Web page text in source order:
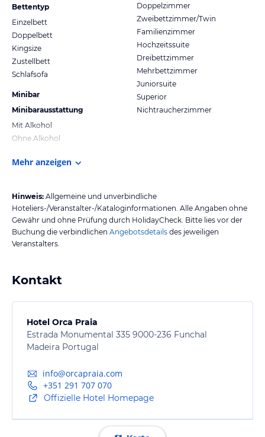
Bettentyp
Einzelbett
Doppelbett
Kingsize
Zustellbett
Schlafsofa
Minibar
Minibarausstattung
Mit Alkohol
Ohne Alkohol
Doppelzimmer
Zweibettzimmer/Twin
Familienzimmer
Hochzeitssuite
Dreibettzimmer
Mehrbettzimmer
Juniorsuite
Superior
Nichtraucherzimmer
Mehr anzeigen
Hinweis: Allgemeine und unverbindliche
Hoteliers-/Veranstalter-/Kataloginformationen. Alle Angaben ohne
Gewähr und ohne Prüfung durch HolidayCheck. Bitte lies vor der
Buchung die verbindlichen Angebotsdetails des jeweiligen
Veranstalters.
Kontakt
Hotel Orca Praia
Estrada Monumental 335 9000-236 Funchal
Madeira Portugal
info@orcapraia.com
+351 291 707 070
Offizielle Hotel Homepage